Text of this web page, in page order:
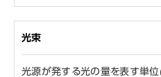
光束
光源が発する光の量を表す単